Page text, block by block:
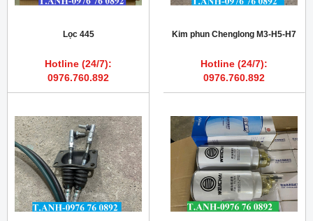
Lọc 445
Hotline (24/7):
0976.760.892
Kim phun Chenglong M3-H5-H7
Hotline (24/7):
0976.760.892